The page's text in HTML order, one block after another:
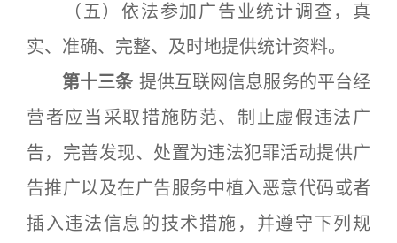
（五）依法参加广告业统计调查，真
实、准确、完整、及时地提供统计资料。
第十三条 提供互联网信息服务的平台经
营者应当采取措施防范、制止虚假违法广
告，完善发现、处置为违法犯罪活动提供广
告推广以及在广告服务中植入恶意代码或者
插入违法信息的技术措施，并遵守下列规